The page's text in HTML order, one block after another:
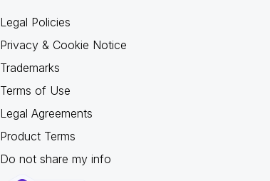
Legal Policies
Privacy & Cookie Notice
Trademarks
Terms of Use
Legal Agreements
Product Terms
Do not share my info